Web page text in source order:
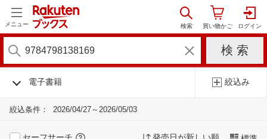
メニュー
電子書籍 絞込み
絞込条件： 2026/04/27～2026/05/03